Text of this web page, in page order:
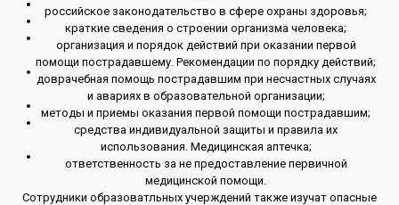
российское законодательство в сфере охраны здоровья;
краткие сведения о строении организма человека;
организация и порядок действий при оказании первой
помощи пострадавшему. Рекомендации по порядку действий;
доврачебная помощь пострадавшим при несчастных случаях
и авариях в образовательной организации;
методы и приемы оказания первой помощи пострадавшим;
средства индивидуальной защиты и правила их
использования. Медицинская аптечка;
ответственность за не предоставление первичной
медицинской помощи.
Сотрудники образоватльных учерждений также изучат опасные